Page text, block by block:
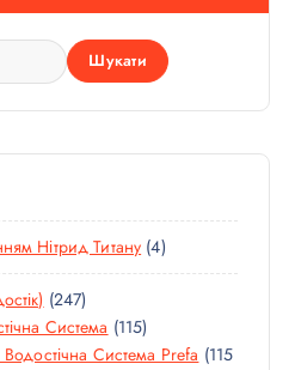
Нітрид Титану 44
Т
А
2472
4
7
Система 1151
1
Система Prefa 115